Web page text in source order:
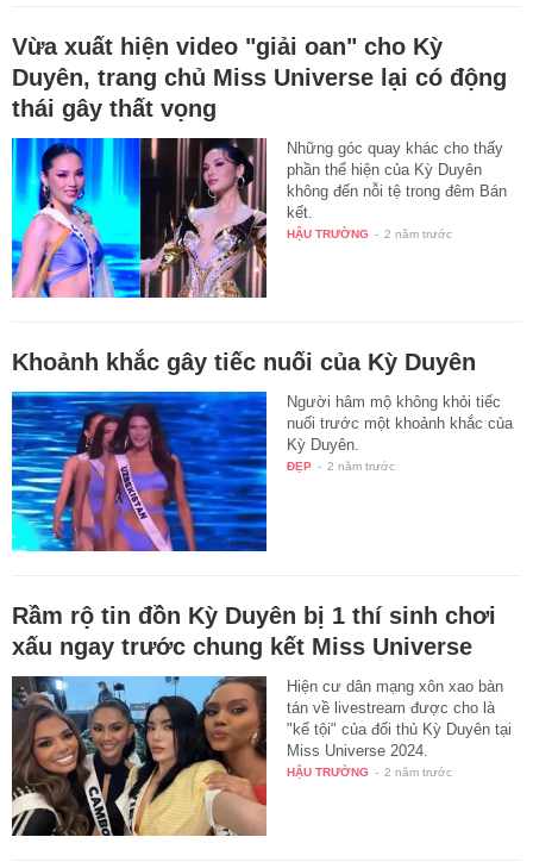
Vừa xuất hiện video "giải oan" cho Kỳ
Duyên, trang chủ Miss Universe lại có động
thái gây thất vọng
Những góc quay khác cho thấy
phần thể hiện của Kỳ Duyên
không đến nỗi tệ trong đêm Bán
kết.
HẬU TRƯỜNG - 2 năm trước
Khoảnh khắc gây tiếc nuối của Kỳ Duyên
Người hâm mộ không khỏi tiếc
nuối trước một khoảnh khắc của
Kỳ Duyên.
ĐẸP - 2 năm trước
Rầm rộ tin đồn Kỳ Duyên bị 1 thí sinh chơi
xấu ngay trước chung kết Miss Universe
Hiện cư dân mạng xôn xao bàn
tán về livestream được cho là
"kể tội" của đối thủ Kỳ Duyên tại
Miss Universe 2024.
HẬU TRƯỜNG - 2 năm trước